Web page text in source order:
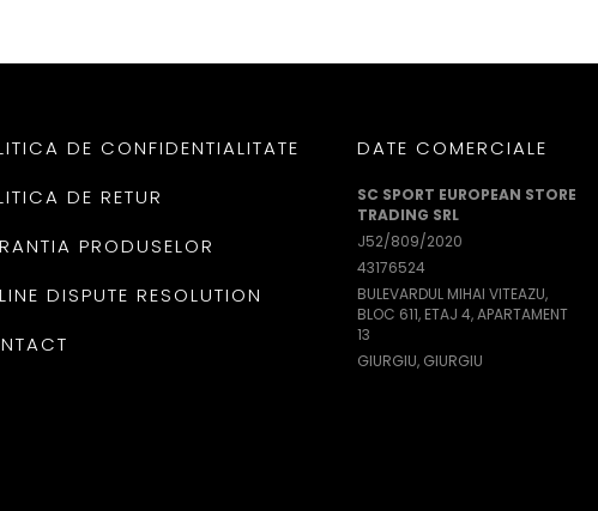
DE CONFIDENTIALITATE
DE RETUR
PRODUSELOR
DISPUTE RESOLUTION
DATE COMERCIALE
SC SPORT EUROPEAN STORE
TRADING SRL
J52/809/2020
43176524
BULEVARDUL MIHAI VITEAZU,
BLOC 611, ETAJ 4, APARTAMENT
13
GIURGIU, GIURGIU